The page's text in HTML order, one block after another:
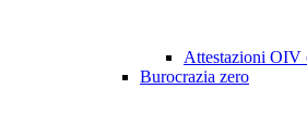
Attestazioni OIV
Burocrazia zero